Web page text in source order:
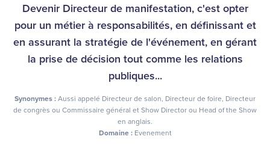
Devenir Directeur de manifestation, c'est opter
pour un métier à responsabilités, en définissant et
en assurant la stratégie de l'événement, en gérant
la prise de décision tout comme les relations
publiques...
Synonymes : Aussi appelé Directeur de salon, Directeur de foire, Directeur
de congrès ou Commissaire général et Show Director ou Head of the Show
en anglais.
Domaine : Evenement